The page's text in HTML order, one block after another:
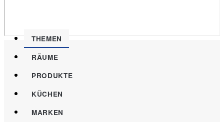
THEMEN
RÄUME
PRODUKTE
KÜCHEN
MARKEN